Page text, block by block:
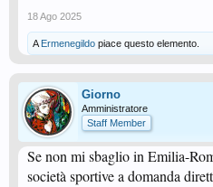
18 Ago 2025
A Ermenegildo piace questo elemento.
Giorno
Amministratore
Staff Member
Se non mi sbaglio in Emilia-
società sportive a domanda